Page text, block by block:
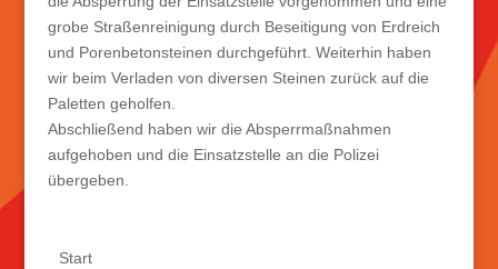
grobe Straßenreinigung durch Beseitigung von Erdreich
und Porenbetonsteinen durchgeführt. Weiterhin haben
wir beim Verladen von diversen Steinen zurück auf die
Paletten geholfen.
Abschließend haben wir die Absperrmaßnahmen
aufgehoben und die Einsatzstelle an die Polizei
übergeben.
Start